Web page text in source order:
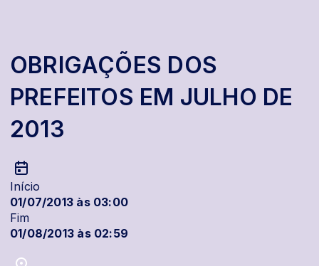
OBRIGAÇÕES DOS
PREFEITOS EM JULHO DE
2013
Início
01/07/2013 às 03:00
Fim
01/08/2013 às 02:59